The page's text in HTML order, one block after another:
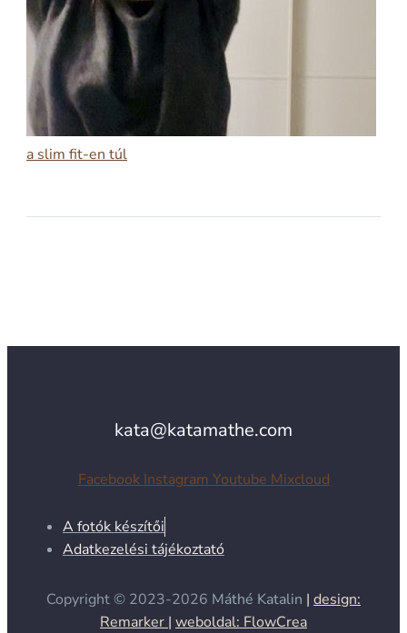
a slim fit-en túl
kata@katamathe.com
Facebook Instagram Youtube Mixcloud
A fotók készítői
Adatkezelési tájékoztató
Copyright © 2023-2026 Máthé Katalin | design:
Remarker | weboldal: FlowCrea